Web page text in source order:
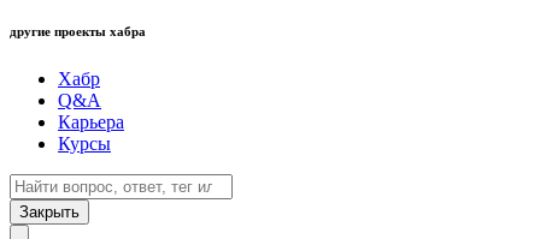
другие проекты хабра
Хабр
Q&A
Карьера
Курсы
Закрыть